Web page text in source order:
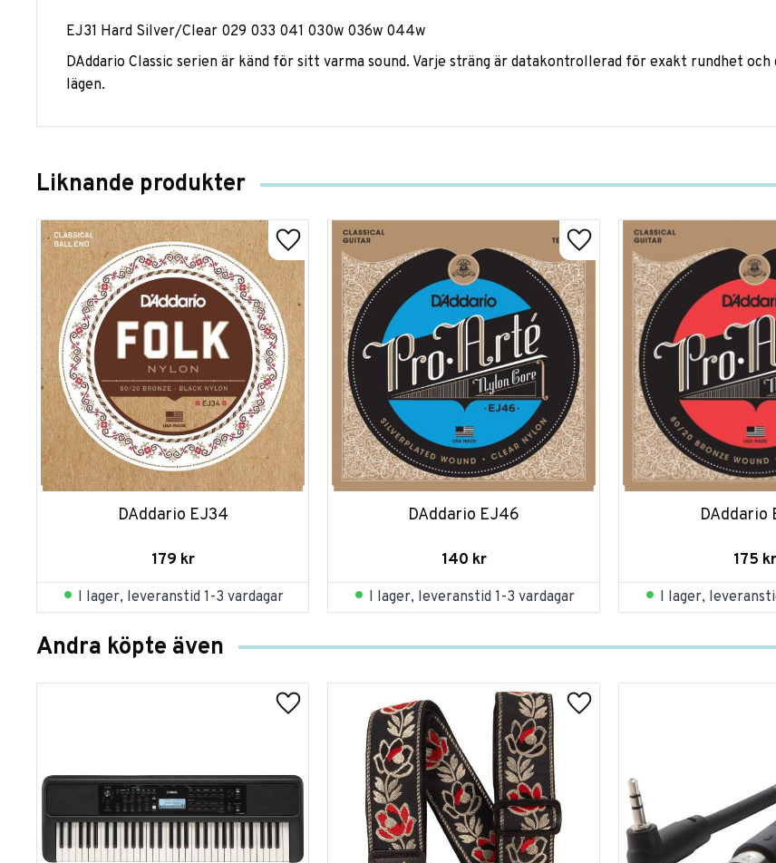
EJ31 Hard Silver/Clear 029 033 041 030w 036w 044w
DAddario Classic serien är känd för sitt varma sound. Varje sträng är datakontrollerad för exakt rundhet
lägen.
Liknande produkter
DAddario EJ34
179 kr
I lager, leveranstid 1-3 vardagar
DAddario EJ46
140 kr
I lager, leveranstid 1-3 vardagar
DAddario
175 kr
I lager,
Andra köpte även